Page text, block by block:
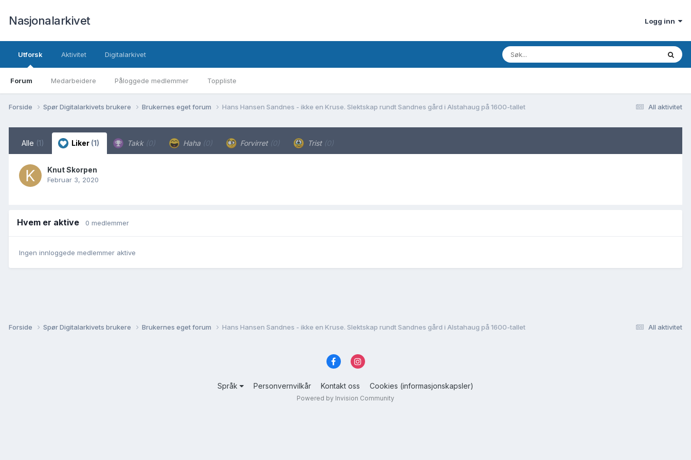
Nasjonalarkivet Logg inn
Utforsk
Forum Medarbeidere Påloggede medlemmer Toppliste
Aktivitet Digitalarkivet
All aktivitet
Forside Spør Digitalarkivets brukere Brukernes eget forum Hans Hansen Sandnes - ikke en Kruse. Slektskap rundt Sandnes gård i Alstahaug på 1600-tallet
Alle (1) Liker (1) Takk (0) Haha (0) Forvirret (0) Trist (0)
Knut Skorpen
Februar 3, 2020
Hvem er aktive 0 medlemmer
Ingen innloggede medlemmer aktive
All aktivitet
Forside Spør Digitalarkivets brukere Brukernes eget forum Hans Hansen Sandnes - ikke en Kruse. Slektskap rundt Sandnes gård i Alstahaug på 1600-tallet
Språk Personvernvilkår Kontakt oss Cookies (informasjonskapsler)
Powered by Invision Community